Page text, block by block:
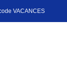
VACANCES